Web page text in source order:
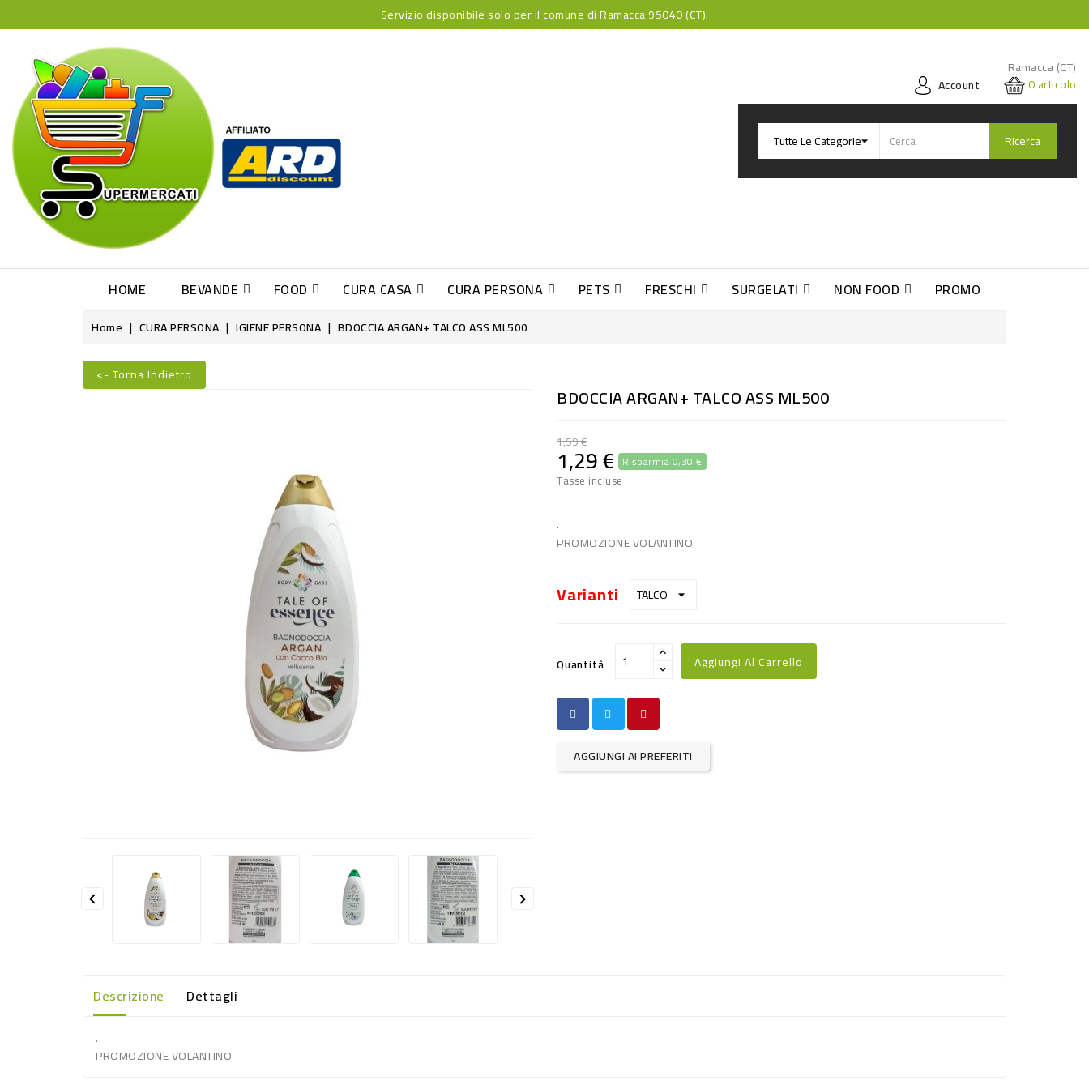
Servizio disponibile solo per il comune di Ramacca 95040 (CT).
Ramacca (CT)
Account
0articolo
Ricerca
HOME BEVANDE FOOD CURA CASA CURA PERSONA PETS FRESCHI SURGELATI NON FOOD PROMO
Home CURA PERSONA IGIENE PERSONA BDOCCIA ARGAN+ TALCO ASS ML500
<- Torna Indietro
 
BDOCCIA ARGAN+ TALCO ASS ML500
1,59 €
1,29 € Risparmia 0,30 €
Tasse incluse
.
PROMOZIONE VOLANTINO
Varianti
Quantità Aggiungi Al Carrello
AGGIUNGI AI PREFERITI
Descrizione Dettagli
.
PROMOZIONE VOLANTINO